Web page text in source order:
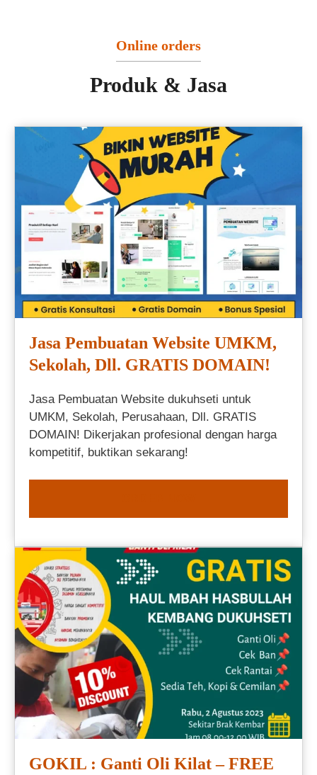
Online orders
Produk & Jasa
Jasa Pembuatan Website UMKM,
Sekolah, Dll. GRATIS DOMAIN!
Jasa Pembuatan Website dukuhseti untuk
UMKM, Sekolah, Perusahaan, Dll. GRATIS
DOMAIN! Dikerjakan profesional dengan harga
kompetitif, buktikan sekarang!
GOKIL : Ganti Oli Kilat – FREE